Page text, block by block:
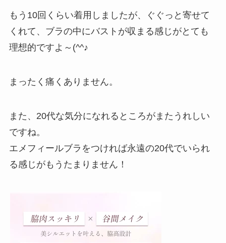
もう10回くらい着用しましたが、ぐぐっと寄せて
くれて、ブラの中にバストが収まる感じがとても
理想的ですよ～(^^♪
まったく痛くありません。
また、20代な気分になれるところがまたうれしい
ですね。
エメフィールブラをつければ永遠の20代でいられ
る感じがもうたまりません！